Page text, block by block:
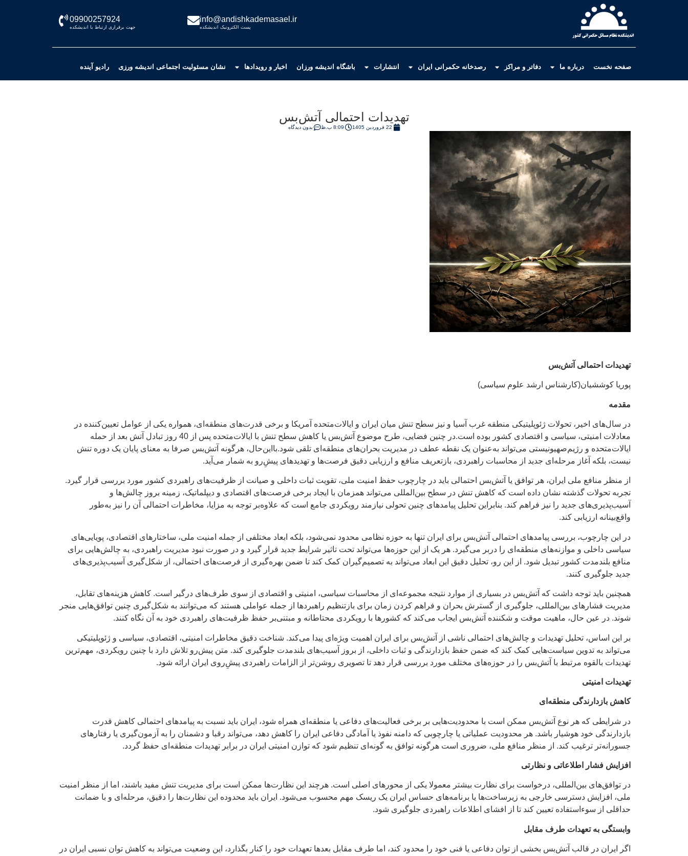
info@andishkademasael.ir
پست الکترونیک اندیشکده
09900257924
جهت برقراری ارتباط با اندیشکده
صفحه نخست درباره ما دفاتر و مراکز رصدخانه حکمرانی ایران انتشارات باشگاه اندیشه ورزان اخبار و رویدادها نشان مسئولیت اجتماعی اندیشه ورزی رادیو آینده
تهدیدات احتمالی آتش‌بس
22 فروردین 1405 8:09 ب.ظ بدون دیدگاه
تهدیدات احتمالی آتش‌بس
پوریا کوششیان(کارشناس ارشد علوم سیاسی)
مقدمه
در سال‌های اخیر، تحولات ژئوپلیتیکی منطقه غرب آسیا و نیز سطح تنش میان ایران و ایالات‌متحده آمریکا و برخی قدرت‌های منطقه‌ای، همواره یکی از عوامل تعیین‌کننده در
معادلات امنیتی، سیاسی و اقتصادی کشور بوده است.در چنین فضایی، طرح موضوع آتش‌بس یا کاهش سطح تنش با ایالات‌متحده پس از 40 روز تبادل آتش بعد از حمله
ایالات‌متحده و رژیم‌صهیونیستی می‌تواند به‌عنوان یک نقطه عطف در مدیریت بحران‌های منطقه‌ای تلقی شود.بااین‌حال، هرگونه آتش‌بس صرفا به معنای پایان یک دوره تنش
نیست، بلکه آغاز مرحله‌ای جدید از محاسبات راهبردی، بازتعریف منافع و ارزیابی دقیق فرصت‌ها و تهدیدهای پیشِ‌رو به شمار می‌آید.
از منظر منافع ملی ایران، هر توافق یا آتش‌بس احتمالی باید در چارچوب حفظ امنیت ملی، تقویت ثبات داخلی و صیانت از ظرفیت‌های راهبردی کشور مورد بررسی قرار گیرد.
تجربه تحولات گذشته نشان داده است که کاهش تنش در سطح بین‌المللی می‌تواند همزمان با ایجاد برخی فرصت‌های اقتصادی و دیپلماتیک، زمینه بروز چالش‌ها و
آسیب‌پذیری‌های جدید را نیز فراهم کند. بنابراین تحلیل پیامدهای چنین تحولی نیازمند رویکردی جامع است که علاوه‌بر توجه به مزایا، مخاطرات احتمالی آن را نیز به‌طور
واقع‌بینانه ارزیابی کند.
در این چارچوب، بررسی پیامدهای احتمالی آتش‌بس برای ایران تنها به حوزه نظامی محدود نمی‌شود، بلکه ابعاد مختلفی از جمله امنیت ملی، ساختارهای اقتصادی، پویایی‌های
سیاسی داخلی و موازنه‌های منطقه‌ای را دربر می‌گیرد. هر یک از این حوزه‌ها می‌تواند تحت تاثیر شرایط جدید قرار گیرد و در صورت نبود مدیریت راهبردی، به چالش‌هایی برای
منافع بلندمدت کشور تبدیل شود. از این رو، تحلیل دقیق این ابعاد می‌تواند به تصمیم‌گیران کمک کند تا ضمن بهره‌گیری از فرصت‌های احتمالی، از شکل‌گیری آسیب‌پذیری‌های
جدید جلوگیری کنند.
همچنین باید توجه داشت که آتش‌بس در بسیاری از موارد نتیجه مجموعه‌ای از محاسبات سیاسی، امنیتی و اقتصادی از سوی طرف‌های درگیر است. کاهش هزینه‌های تقابل،
مدیریت فشارهای بین‌المللی، جلوگیری از گسترش بحران و فراهم کردن زمان برای بازتنظیم راهبردها از جمله عواملی هستند که می‌توانند به شکل‌گیری چنین توافق‌هایی منجر
شوند. در عین حال، ماهیت موقت و شکننده آتش‌بس ایجاب می‌کند که کشورها با رویکردی محتاطانه و مبتنی‌بر حفظ ظرفیت‌های راهبردی خود به آن نگاه کنند.
بر این اساس، تحلیل تهدیدات و چالش‌های احتمالی ناشی از آتش‌بس برای ایران اهمیت ویژه‌ای پیدا می‌کند. شناخت دقیق مخاطرات امنیتی، اقتصادی، سیاسی و ژئوپلیتیکی
می‌تواند به تدوین سیاست‌هایی کمک کند که ضمن حفظ بازدارندگی و ثبات داخلی، از بروز آسیب‌های بلندمدت جلوگیری کند. متن پیش‌رو تلاش دارد با چنین رویکردی، مهم‌ترین
تهدیدات بالقوه مرتبط با آتش‌بس را در حوزه‌های مختلف مورد بررسی قرار دهد تا تصویری روشن‌تر از الزامات راهبردی پیشِ‌روی ایران ارائه شود.
تهدیدات امنیتی
کاهش بازدارندگی منطقه‌ای
در شرایطی که هر نوع آتش‌بس ممکن است با محدودیت‌هایی بر برخی فعالیت‌های دفاعی یا منطقه‌ای همراه شود، ایران باید نسبت به پیامدهای احتمالی کاهش قدرت
بازدارندگی خود هوشیار باشد. هر محدودیت عملیاتی یا چارچوبی که دامنه نفوذ یا آمادگی دفاعی ایران را کاهش دهد، می‌تواند رقبا و دشمنان را به آزمون‌گیری یا رفتارهای
جسورانه‌تر ترغیب کند. از منظر منافع ملی، ضروری است هرگونه توافق به گونه‌ای تنظیم شود که توازن امنیتی ایران در برابر تهدیدات منطقه‌ای حفظ گردد.
افزایش فشار اطلاعاتی و نظارتی
در توافق‌های بین‌المللی، درخواست برای نظارت بیشتر معمولا یکی از محورهای اصلی است. هرچند این نظارت‌ها ممکن است برای مدیریت تنش مفید باشند، اما از منظر امنیت
ملی، افزایش دسترسی خارجی به زیرساخت‌ها یا برنامه‌های حساس ایران یک ریسک مهم محسوب می‌شود. ایران باید محدوده این نظارت‌ها را دقیق، مرحله‌ای و با ضمانت‌
حداقلی از سوءاستفاده تعیین کند تا از افشای اطلاعات راهبردی جلوگیری شود.
وابستگی به تعهدات طرف مقابل
اگر ایران در قالب آتش‌بس بخشی از توان دفاعی یا فنی خود را محدود کند، اما طرف مقابل بعدها تعهدات خود را کنار بگذارد، این وضعیت می‌تواند به کاهش توان نسبی ایران در